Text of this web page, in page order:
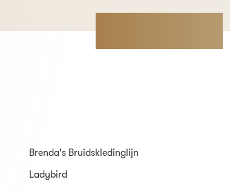
Brenda's Bruidskledinglijn
Ladybird